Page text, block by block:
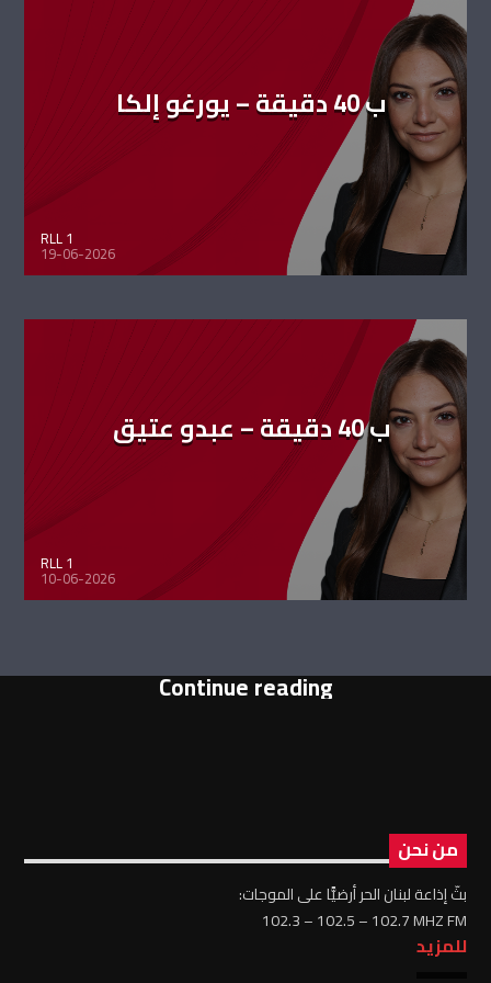
ب 40 دقيقة – يورغو إلكا
RLL 1
19-06-2026
ب 40 دقيقة – عبدو عتيق
RLL 1
10-06-2026
Continue reading
من نحن
بثّ إذاعة لبنان الحر أرضيًّا على الموجات:
102.3 – 102.5 – 102.7 MHZ FM
للمزيد